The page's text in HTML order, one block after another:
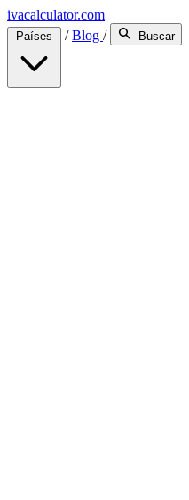
ivacalculator.com
/ Blog / Buscar